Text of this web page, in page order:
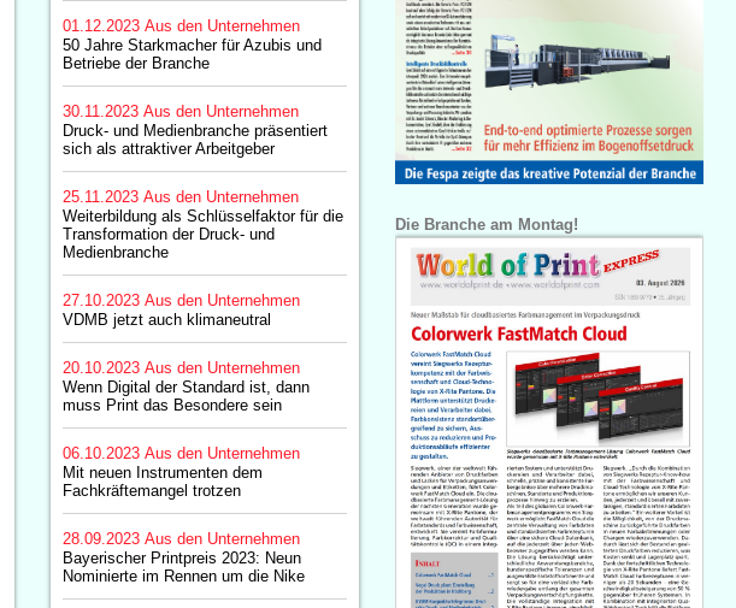
01.12.2023 Aus den Unternehmen
50 Jahre Starkmacher für Azubis und
Betriebe der Branche
30.11.2023 Aus den Unternehmen
Druck- und Medienbranche präsentiert
sich als attraktiver Arbeitgeber
25.11.2023 Aus den Unternehmen
Weiterbildung als Schlüsselfaktor für die
Transformation der Druck- und
Medienbranche
27.10.2023 Aus den Unternehmen
VDMB jetzt auch klimaneutral
20.10.2023 Aus den Unternehmen
Wenn Digital der Standard ist, dann
muss Print das Besondere sein
06.10.2023 Aus den Unternehmen
Mit neuen Instrumenten dem
Fachkräftemangel trotzen
28.09.2023 Aus den Unternehmen
Bayerischer Printpreis 2023: Neun
Nominierte im Rennen um die Nike
Die Branche am Montag!